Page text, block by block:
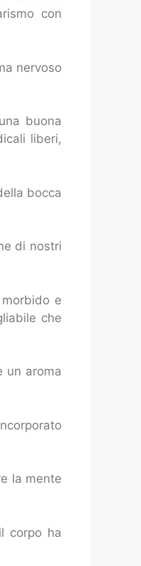
con
nervoso
buona
liberi,
bocca
di nostri
e
che
un aroma
la mente
corpo ha